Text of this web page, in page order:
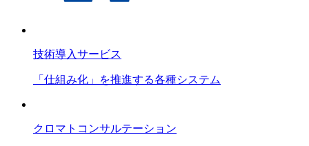
技術導入サービス
「仕組み化」を推進する各種システム
クロマトコンサルテーション